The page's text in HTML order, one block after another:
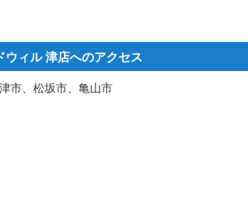
ィル 津店へのアクセス
市、松坂市、亀山市